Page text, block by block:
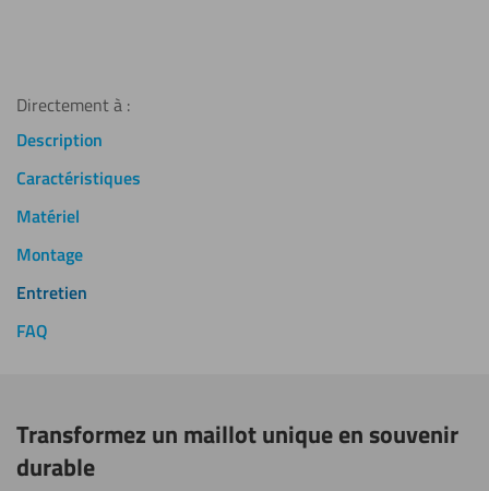
Directement à :
Description
Caractéristiques
Matériel
Montage
Entretien
FAQ
Transformez un maillot unique en souvenir
durable